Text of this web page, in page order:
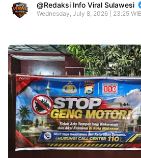
Redaksi Info Viral Sulawesi
Wednesday, July 8, 2026 | 23:25 WIB